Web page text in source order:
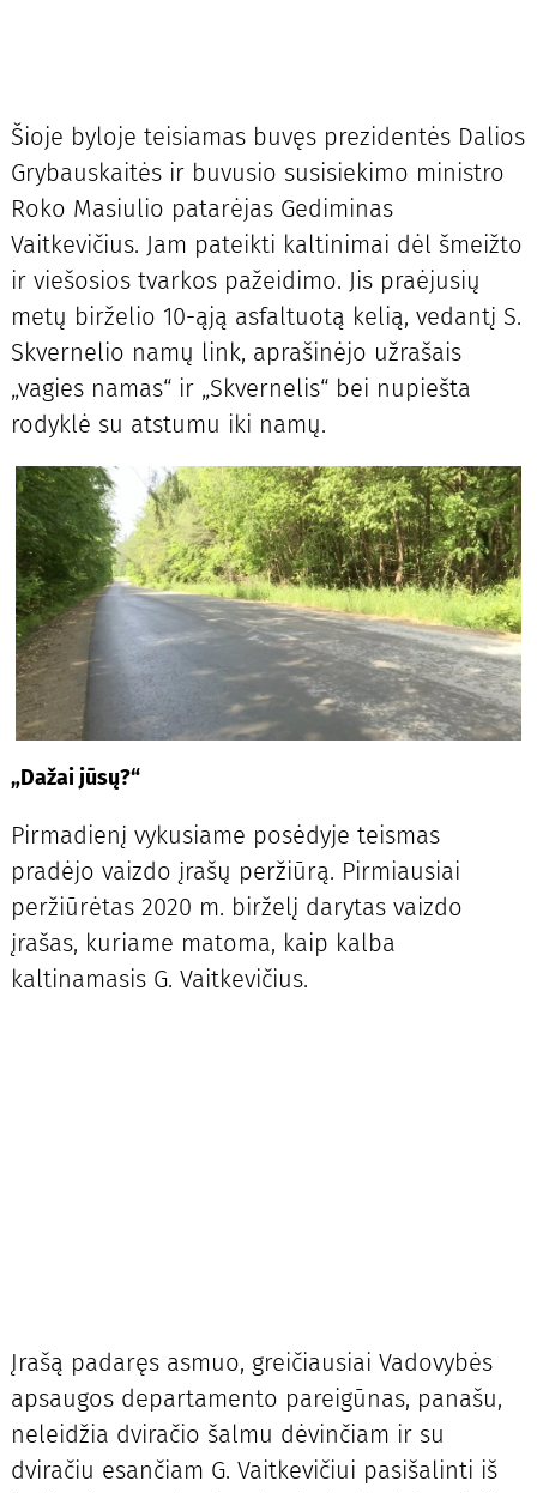
Šioje byloje teisiamas buvęs prezidentės Dalios
Grybauskaitės ir buvusio susisiekimo ministro
Roko Masiulio patarėjas Gediminas
Vaitkevičius. Jam pateikti kaltinimai dėl šmeižto
ir viešosios tvarkos pažeidimo. Jis praėjusių
metų birželio 10-ąją asfaltuotą kelią, vedantį S.
Skvernelio namų link, aprašinėjo užrašais
„vagies namas“ ir „Skvernelis“ bei nupiešta
rodyklė su atstumu iki namų.
„Dažai jūsų?“
Pirmadienį vykusiame posėdyje teismas
pradėjo vaizdo įrašų peržiūrą. Pirmiausiai
peržiūrėtas 2020 m. birželį darytas vaizdo
įrašas, kuriame matoma, kaip kalba
kaltinamasis G. Vaitkevičius.
Įrašą padaręs asmuo, greičiausiai Vadovybės
apsaugos departamento pareigūnas, panašu,
neleidžia dviračio šalmu dėvinčiam ir su
dviračiu esančiam G. Vaitkevičiui pasišalinti iš